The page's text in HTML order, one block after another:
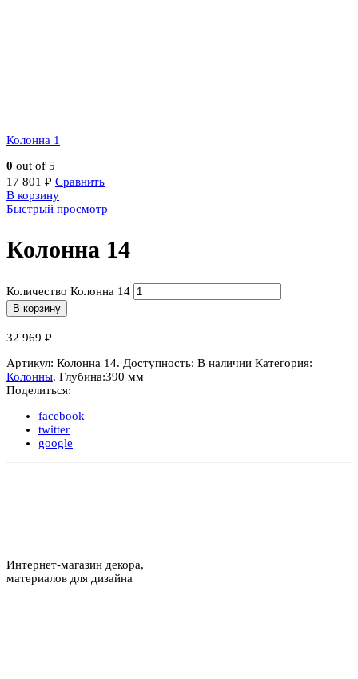
Колонна 1
0 out of 5
17 801 ₽ Сравнить
В корзину
Быстрый просмотр
Колонна 14
Количество Колонна 14
В корзину
32 969 ₽
Артикул: Колонна 14. Доступность: В наличии Категория:
Колонны. Глубина:390 мм
Поделиться:
facebook
twitter
google
Интернет-магазин декора,
материалов для дизайна